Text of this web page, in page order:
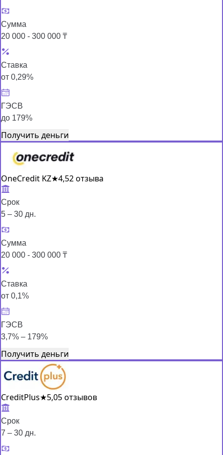
Сумма
20 000 - 300 000 ₸
Ставка
от 0,29%
ГЭСВ
до 179%
Получить деньги
OneCredit KZ★4,52 отзыва
Срок
5 – 30 дн.
Сумма
20 000 - 300 000 ₸
Ставка
от 0,1%
ГЭСВ
3,7% – 179%
Получить деньги
CreditPlus★5,05 отзывов
Срок
7 – 30 дн.